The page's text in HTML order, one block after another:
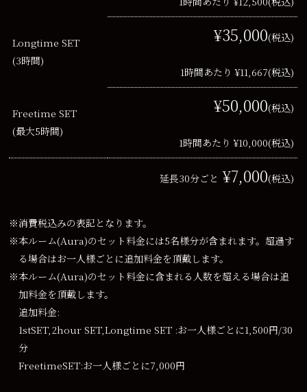
Longtime SET
(3時間)
¥35,000(税込)
1時間あたり ¥11,667(税込)
Freetime SET
(最大5時間)
¥50,000(税込)
1時間あたり ¥10,000(税込)
延長30分ごと ¥7,000(税込)
※消費税込みの表記となります。
※本ルーム(Aura)のセット料金には5名様分が含まれます。超過す
る場合はお一人様ごとに追加料金を頂戴します。
※本ルーム(Aura)のセット料金に含まれる人数を超える場合は追
加料金を頂戴します。
追加料金:
1stSET,2hour SET,Longtime SET :お一人様ごとに1,500円/30
分
FreetimeSET:お一人様ごとに7,000円